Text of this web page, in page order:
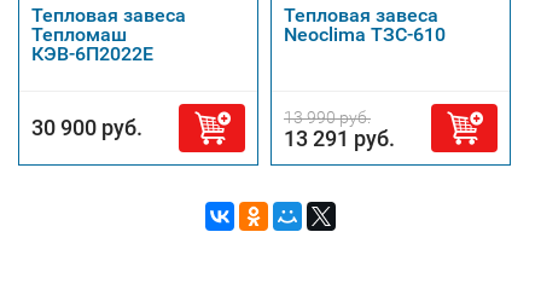
Тепловая завеса
Тепломаш
КЭВ-6П2022Е
30 900 руб.
Тепловая завеса
Neoclima ТЗС-610
13 990 руб.
13 291 руб.